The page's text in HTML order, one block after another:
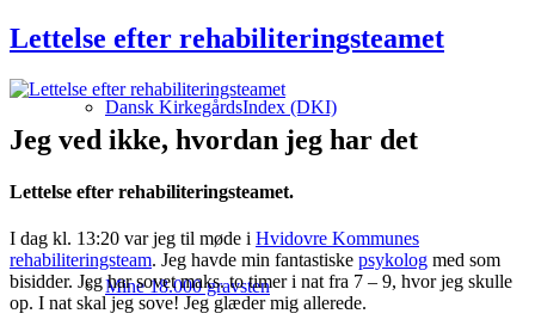
Dansk KirkegårdsIndex (DKI)
Mine 18.000 gravsten
Lettelse efter rehabiliteringsteamet
Jeg ved ikke, hvordan jeg har det
Lettelse efter rehabiliteringsteamet.
I dag kl. 13:20 var jeg til møde i Hvidovre Kommunes
rehabiliteringsteam. Jeg havde min fantastiske psykolog med som
bisidder. Jeg har sovet maks. to timer i nat fra 7 – 9, hvor jeg skulle
op. I nat skal jeg sove! Jeg glæder mig allerede.